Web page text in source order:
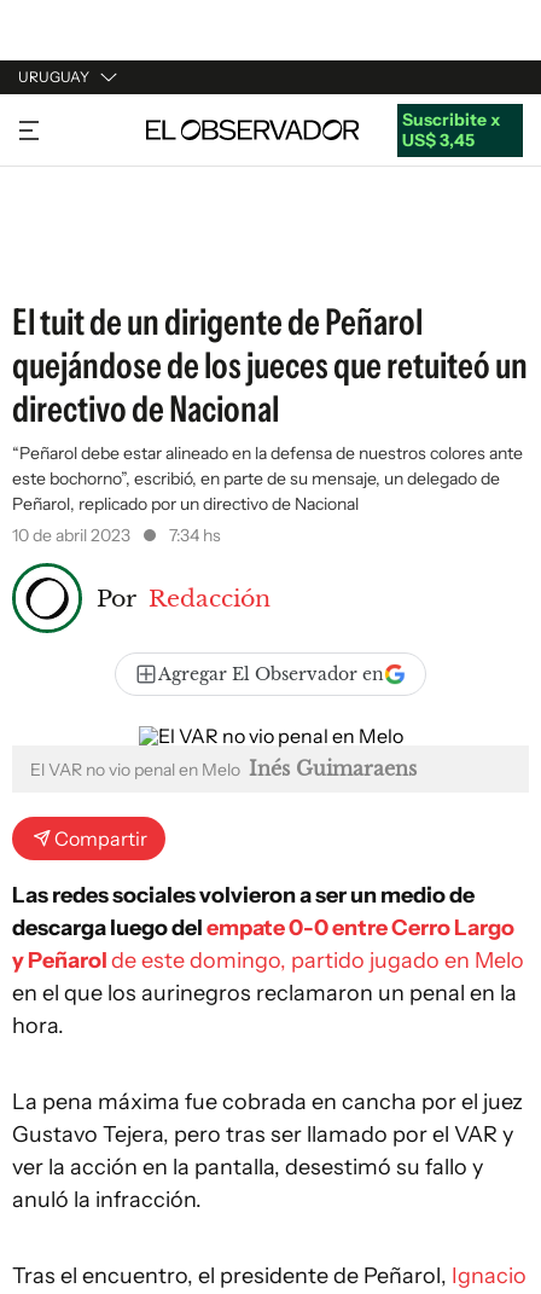
URUGUAY
URUGUAY
ARGENTINA
Suscribite x
US$ 3,45
El tuit de un dirigente de Peñarol
quejándose de los jueces que retuiteó un
directivo de Nacional
“Peñarol debe estar alineado en la defensa de nuestros colores ante
este bochorno”, escribió, en parte de su mensaje, un delegado de
Peñarol, replicado por un directivo de Nacional
10 de abril 2023
7:34 hs
Por Redacción
Agregar El Observador en
El VAR no vio penal en Melo Inés Guimaraens
Compartir
Las redes sociales volvieron a ser un medio de
descarga luego delempate 0-0 entre Cerro Largo
y Peñarolde este domingo, partido jugado en Melo
en el que los aurinegros reclamaron un penal en la
hora.
La pena máxima fue cobrada en cancha por el juez
Gustavo Tejera, pero tras ser llamado por el VAR y
ver la acción en la pantalla, desestimó su fallo y
anuló la infracción.
Tras el encuentro, el presidente de Peñarol, Ignacio